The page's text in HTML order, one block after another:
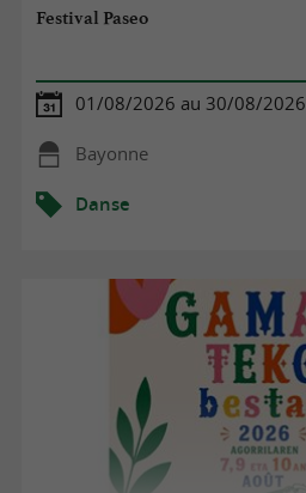
Festival Paseo
01/08/2026 au 30/08/2026
Bayonne
Danse